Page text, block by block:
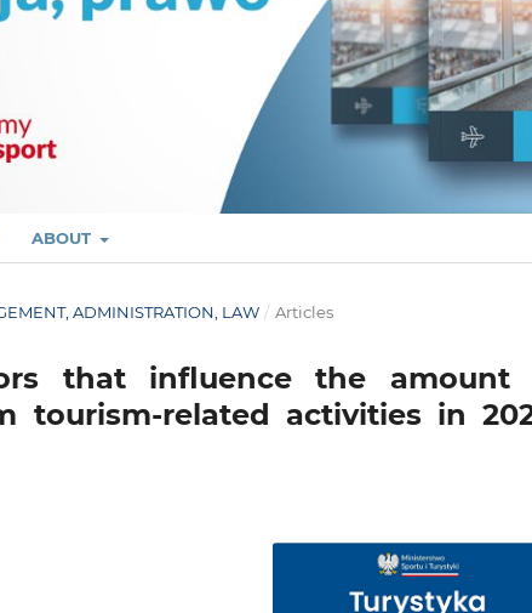
ABOUT
ADMINISTRATION, LAW / Articles
that influence the amount
tourism-related activities in